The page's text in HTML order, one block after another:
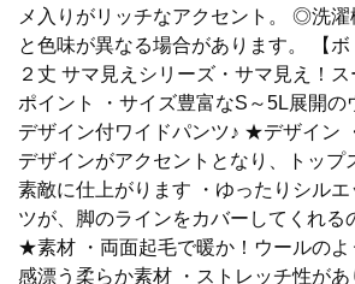
メ入りがリッチなアクセント。 ◎洗濯
と色味が異なる場合があります。 【
２丈 サマ見えシリーズ・サマ見え！
ポイント ・サイズ豊富なS～5L展開の
デザイン付ワイドパンツ♪ ★デザイン
デザインがアクセントとなり、トップ
素敵に仕上がります ・ゆったりシル
ツが、脚のラインをカバーしてくれる
★素材 ・両面起毛で暖か！ウールのよ
感漂う柔らか素材 ・ストレッチ性があ